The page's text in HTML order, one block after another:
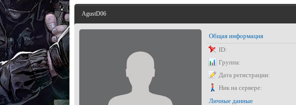
AgustD06
Общая информация
ID:
Группа:
Дата регистрации:
Ник на сервере:
Личные данные